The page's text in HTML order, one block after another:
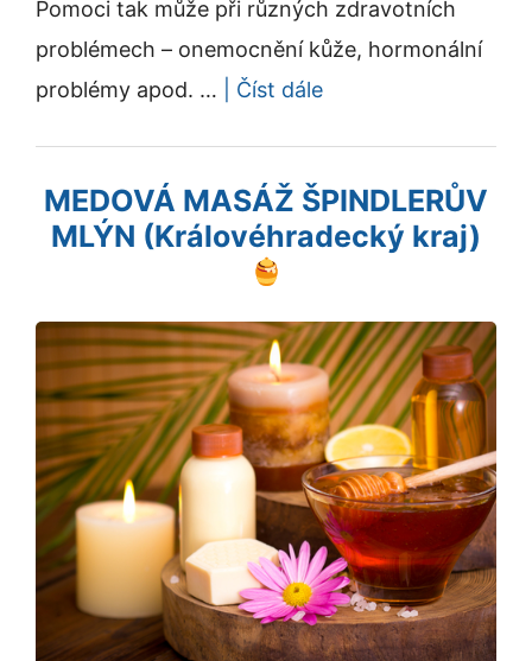
Pomoci tak může při různých zdravotních
problémech – onemocnění kůže, hormonální
problémy apod. …
| Číst dále
MEDOVÁ MASÁŽ ŠPINDLERŮV
MLÝN (Královéhradecký kraj)